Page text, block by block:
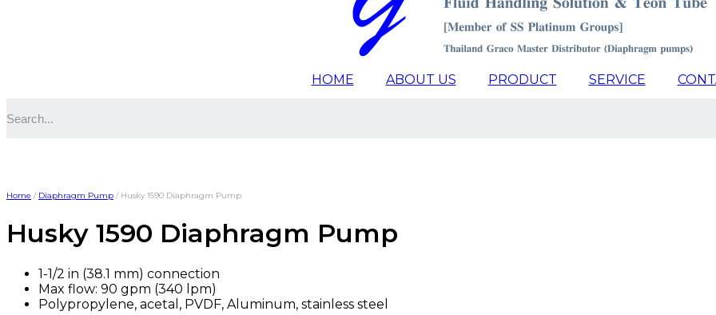
HOME ABOUT US PRODUCT SERVICE
Home / Diaphragm Pump / Husky 1590 Diaphragm Pump
Husky 1590 Diaphragm Pump
1-1/2 in (38.1 mm) connection
Max flow: 90 gpm (340 lpm)
Polypropylene, acetal, PVDF, Aluminum, stainless steel